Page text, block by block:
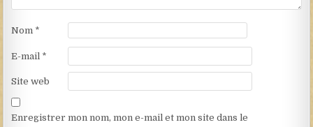
Nom *
E-mail *
Site web
Enregistrer mon nom, mon e-mail et mon site dans le